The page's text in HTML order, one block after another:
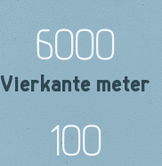
6000
Vierkante meter
100